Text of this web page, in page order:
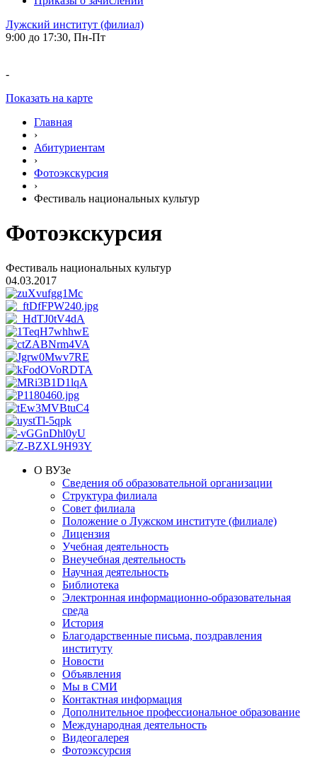
Лужский институт (филиал)
9:00 до 17:30, Пн-Пт
-
Показать на карте
Главная
›
Абитуриентам
›
Фотоэкскурсия
›
Фестиваль национальных культур
Фотоэкскурсия
Фестиваль национальных культур
04.03.2017
О ВУЗе
Сведения об образовательной организации
Структура филиала
Совет филиала
Положение о Лужском институте (филиале)
Лицензия
Учебная деятельность
Внеучебная деятельность
Научная деятельность
Библиотека
Электронная информационно-образовательная
среда
История
Благодарственные письма, поздравления
институту
Новости
Объявления
Мы в СМИ
Контактная информация
Дополнительное профессиональное образование
Международная деятельность
Видеогалерея
Фотоэксурсия